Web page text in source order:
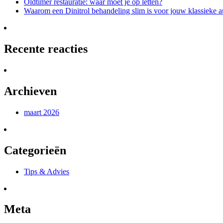
Oldtimer restauratie: waar moet je op letten?
Waarom een Dinitrol behandeling slim is voor jouw klassieke
Recente reacties
Archieven
maart 2026
Categorieën
Tips & Advies
Meta